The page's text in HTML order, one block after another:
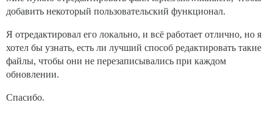
добавить некоторый пользовательский функционал.
Я отредактировал его локально, и всё работает отлично, но я
хотел бы узнать, есть ли лучший способ редактировать такие
файлы, чтобы они не перезаписывались при каждом
обновлении.
Спасибо.